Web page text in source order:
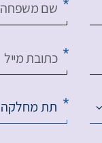
שם משפחה
כתובת מייל
תת מחלקה